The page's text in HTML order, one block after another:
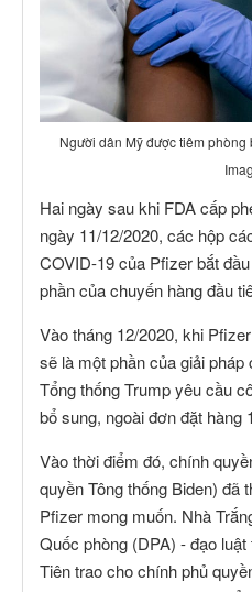
Người dân Mỹ được tiêm phòng
Hai ngày sau khi FDA cấp
ngày 11/12/2020, các hộp
COVID-19 của Pfizer bắt
phần của chuyến hàng đầu
Vào tháng 12/2020, khi
sẽ là một phần của giải
Tổng thống Trump yêu cầu
bổ sung, ngoài đơn đặt hàng
Vào thời điểm đó, chính
quyền Tông thống Biden) đã
Pfizer mong muốn. Nhà
Quốc phòng (DPA) - đạo
Tiên trao cho chính phủ